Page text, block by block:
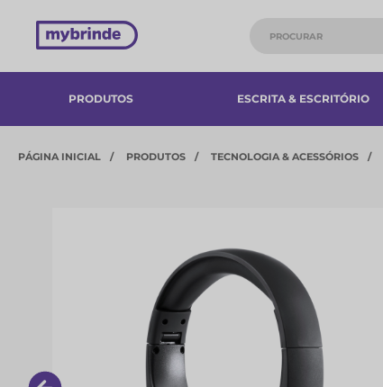
PRODUTOS ESCRITA & ESCRITÓRIO
PÁGINA INICIAL PRODUTOS TECNOLOGIA & ACESSÓRIOS​